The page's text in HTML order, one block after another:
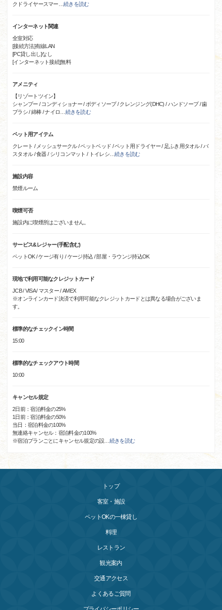
クドライヤースマー …続きを読む
インターネット関連
全室対応
[接続方法]有線LAN
[PC貸し出し]なし
[インターネット接続]無料
アメニティ
【リゾートツイン】
シャンプー / コンディショナー / ボディソープ / クレンジング(DHC) / ハンドソープ / 歯
ブラシ / 綿棒 / ナイロ
続きを読む
ペット用アイテム
クレート / メッシュサークル / ペットベッド / ペット用ドライヤー / 足ふき用タオル / バ
スタオル / 食器 / シリコンマット / トイレシ…続きを読む
施設内容
禁煙ルーム
喫煙可否
施設内に喫煙所はございません。
サービス&レジャー(手配含む)
ペットOK / ケージ有り / ケージ持込 / 部屋・ラウンジ持込OK
現地で利用可能なクレジットカード
JCB / VISA / マスター / AMEX
※オンラインカード決済で利用可能なクレジットカードとは異なる場合がございま
す。
標準的なチェックイン時間
15:00
標準的なチェックアウト時間
10:00
キャンセル規定
2日前：宿泊料金の25%
1日前：宿泊料金の50%
当日：宿泊料金の100%
無連絡キャンセル：宿泊料金の100%
※宿泊プランごとにキャンセル規定の設… 続きを読む
トップ
客室・施設
ペットOKの一棟貸し
料理
レストラン
観光案内
交通アクセス
よくあるご質問